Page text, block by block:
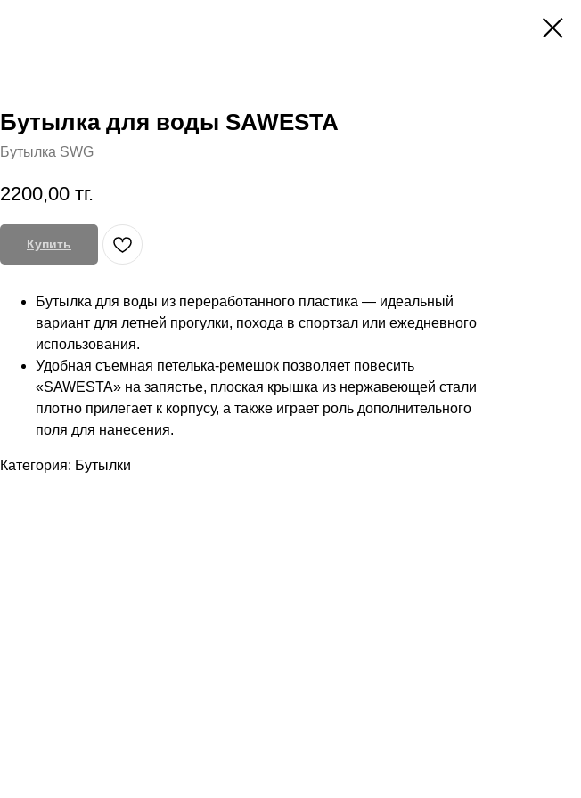
Бутылка для воды SAWESTA
Бутылка SWG
2200,00 тг.
Купить
Бутылка для воды из переработанного пластика — идеальный
вариант для летней прогулки, похода в спортзал или ежедневного
использования.
Удобная съемная петелька-ремешок позволяет повесить
«SAWESTA» на запястье, плоская крышка из нержавеющей стали
плотно прилегает к корпусу, а также играет роль дополнительного
поля для нанесения.
Категория: Бутылки